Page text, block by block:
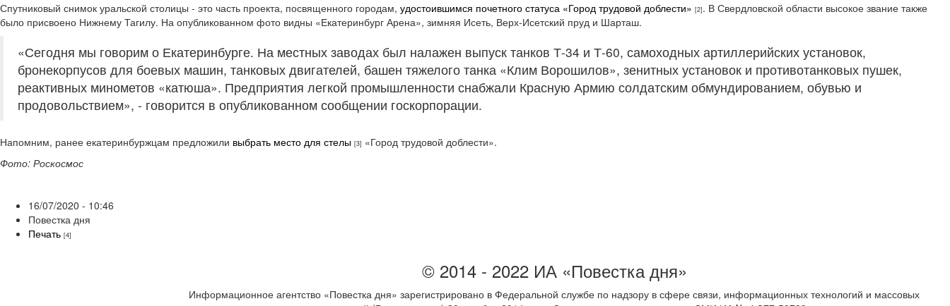
Спутниковый снимок уральской столицы - это часть проекта, посвященного городам, удостоившимся почетного статуса «Город трудовой доблести» [2]. В Свердловской области высокое звание также
было присвоено Нижнему Тагилу. На опубликованном фото видны «Екатеринбург Арена», зимняя Исеть, Верх-Исетский пруд и Шарташ.
«Сегодня мы говорим о Екатеринбурге. На местных заводах был налажен выпуск танков Т-34 и Т-60, самоходных артиллерийских установок,
бронекорпусов для боевых машин, танковых двигателей, башен тяжелого танка «Клим Ворошилов», зенитных установок и противотанковых пушек,
реактивных минометов «катюша». Предприятия легкой промышленности снабжали Красную Армию солдатским обмундированием, обувью и
продовольствием», - говорится в опубликованном сообщении госкорпорации.
Напомним, ранее екатеринбуржцам предложили выбрать место для стелы [3] «Город трудовой доблести».
Фото: Роскосмос
16/07/2020 - 10:46
Повестка дня
Печать [4]
© 2014 - 2022 ИА «Повестка дня»
Информационное агентство «Повестка дня» зарегистрировано в Федеральной службе по надзору в сфере связи, информационных технологий и массовых